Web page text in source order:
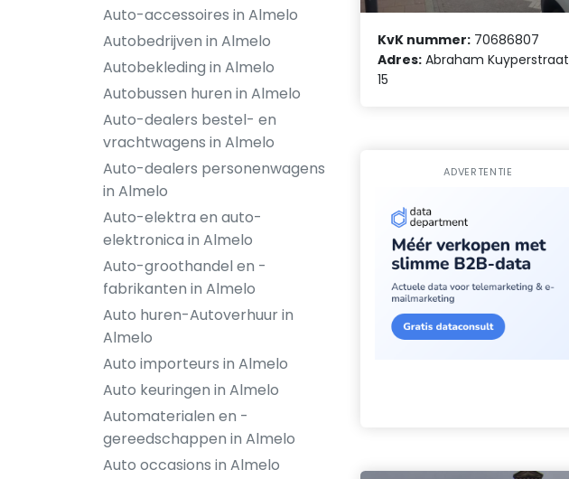
Auto-accessoires in Almelo
Autobedrijven in Almelo
Autobekleding in Almelo
Autobussen huren in Almelo
Auto-dealers bestel- en
vrachtwagens in Almelo
Auto-dealers personenwagens
in Almelo
Auto-elektra en auto-
elektronica in Almelo
Auto-groothandel en -
fabrikanten in Almelo
Auto huren-Autoverhuur in
Almelo
Auto importeurs in Almelo
Auto keuringen in Almelo
Automaterialen en -
gereedschappen in Almelo
Auto occasions in Almelo
KvK nummer: 70686807
Adres: Abraham Kuyperstraat
15
ADVERTENTIE